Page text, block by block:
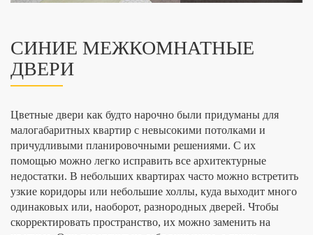
СИНИЕ МЕЖКОМНАТНЫЕ
ДВЕРИ
Цветные двери как будто нарочно были придуманы для
малогабаритных квартир с невысокими потолками и
причудливыми планировочными решениями. С их
помощью можно легко исправить все архитектурные
недостатки. В небольших квартирах часто можно встретить
узкие коридоры или небольшие холлы, куда выходит много
одинаковых или, наоборот, разнородных дверей. Чтобы
скорректировать пространство, их можно заменить на